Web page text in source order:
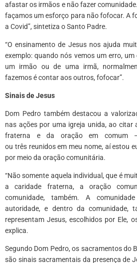
afastar os irmãos e não fazer
façamos um esforço para não fofocar. A
a Covid”, sintetiza o Santo Padre.
“O ensinamento de Jesus nos ajuda
exemplo: quando nós vemos um erro,
um irmão ou de uma irmã,
fazemos é contar aos outros, fofocar”.
Sinais de Jesus
Dom Pedro também destacou a
nas ações por uma igreja unida, ao citar
fraterna e da oração em comum
ou três reunidos em meu nome, aí estou
por meio da oração comunitária.
“Não somente aquela individual, que é
a caridade fraterna, a oração
comunidade, também. A
autoridade, e dentro da comunidade,
representam Jesus, escolhidos por Ele,
explica.
Segundo Dom Pedro, os sacramentos do
são sinais sacramentais da presença de